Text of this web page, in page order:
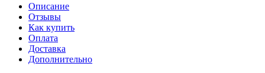
Описание
Отзывы
Как купить
Оплата
Доставка
Дополнительно